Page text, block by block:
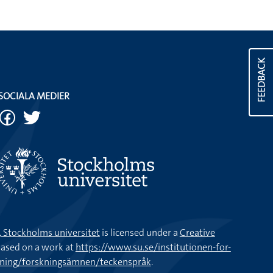
FEEDBACK
MEDIER
universitetis licensed under aCreative
on a work athttps://www.su.se/institutionen-for-
forskningsämnen/teckenspråk.